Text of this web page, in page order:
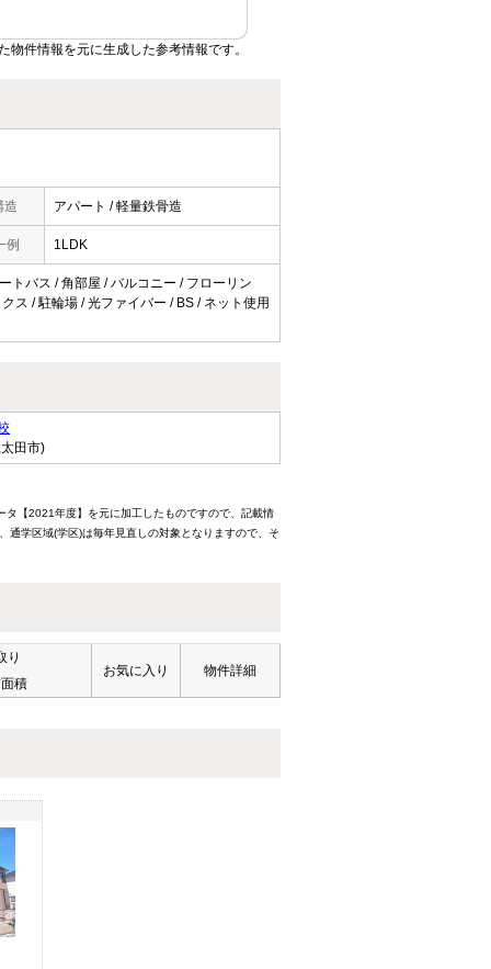
件情報を元に生成した参考情報です。
造 アパート / 軽量鉄骨造
例 1LDK
トバス / 角部屋 / バルコニー / フローリン
ス / 駐輪場 / 光ファイバー / BS / ネット使用
田市)
【2021年度】を元に加工したものですので、記載情
通学区域(学区)は毎年見直しの対象となりますので、そ
り
積
お気に入り 物件詳細